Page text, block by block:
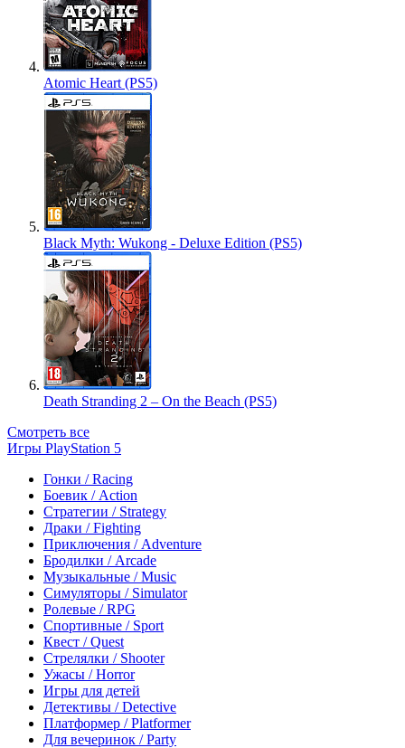
Atomic Heart (PS5)
Black Myth: Wukong - Deluxe Edition (PS5)
Death Stranding 2 – On the Beach (PS5)
Смотреть все
Игры PlayStation 5
Гонки / Racing
Боевик / Action
Стратегии / Strategy
Драки / Fighting
Приключения / Adventure
Бродилки / Arcade
Музыкальные / Music
Симуляторы / Simulator
Ролевые / RPG
Спортивные / Sport
Квест / Quest
Стрелялки / Shooter
Ужасы / Horror
Игры для детей
Детективы / Detective
Платформер / Platformer
Для вечеринок / Party